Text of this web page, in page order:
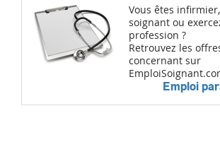
Vous êtes
soignant ou
profession ?
Retrouvez les
concernant sur
Emploi